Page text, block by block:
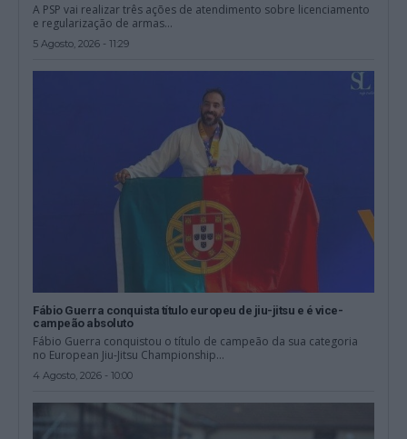
A PSP vai realizar três ações de atendimento sobre licenciamento
e regularização de armas...
5 Agosto, 2026 - 11:29
Fábio Guerra conquista título europeu de jiu-jitsu e é vice-
campeão absoluto
Fábio Guerra conquistou o título de campeão da sua categoria
no European Jiu-Jitsu Championship...
4 Agosto, 2026 - 10:00